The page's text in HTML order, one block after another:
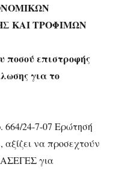
ΚΑΙ ΤΡΟΦΙΜΩΝ
επιστροφής
για το
664/24-7-07 Ερώτησή
να προσεχτούν
για